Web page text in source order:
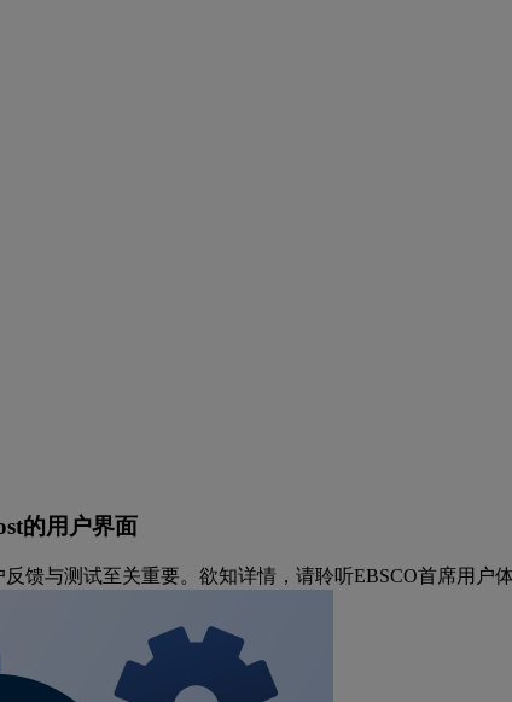
的用户界面
馈与测试至关重要。欲知详情，请聆听EBSCO首席用户体